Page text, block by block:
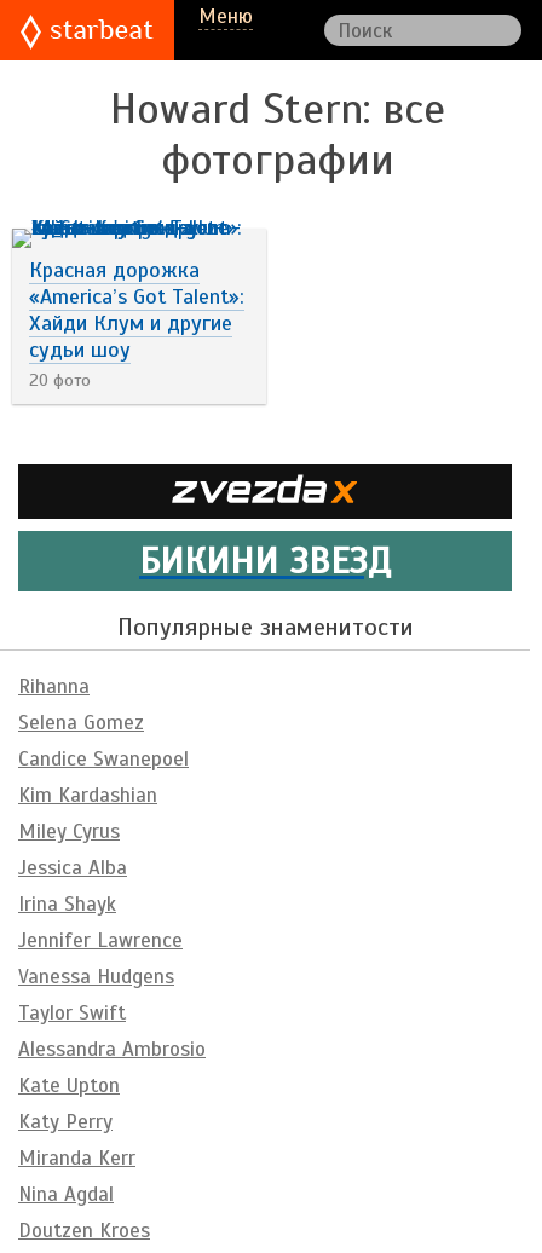
Меню
Howard Stern: все
фотографии
Красная дорожка
«America’s Got Talent»:
Хайди Клум и другие
судьи шоу
20 фото
БИКИНИ ЗВЕЗД
Популярные знаменитости
Rihanna
Selena Gomez
Candice Swanepoel
Kim Kardashian
Miley Cyrus
Jessica Alba
Irina Shayk
Jennifer Lawrence
Vanessa Hudgens
Taylor Swift
Alessandra Ambrosio
Kate Upton
Katy Perry
Miranda Kerr
Nina Agdal
Doutzen Kroes